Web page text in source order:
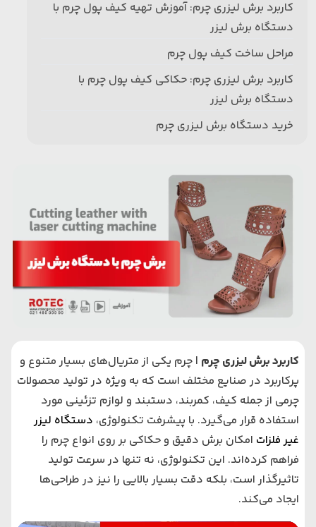
کاربرد برش لیزری چرم: آموزش تهیه کیف پول چرم با
دستگاه برش لیزر
مراحل ساخت کیف پول چرم
کاربرد برش لیزری چرم: حکاکی کیف پول چرم با
دستگاه برش لیزر
خرید دستگاه برش لیزری چرم
کاربرد برش لیزری چرم | چرم یکی از متریال‌های بسیار متنوع و
پرکاربرد در صنایع مختلف است که به ویژه در تولید محصولات
چرمی از جمله کیف، کمربند، دستبند و لوازم تزئینی مورد
استفاده قرار می‌گیرد. با پیشرفت تکنولوژی، دستگاه لیزر
غیر فلزات امکان برش دقیق و حکاکی بر روی انواع چرم را
فراهم کرده‌اند. این تکنولوژی، نه تنها در سرعت تولید
تاثیرگذار است، بلکه دقت بسیار بالایی را نیز در طراحی‌ها
ایجاد می‌کند.